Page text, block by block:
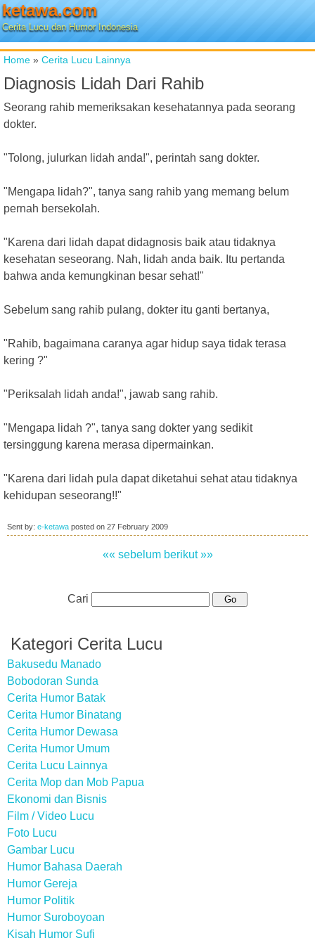
ketawa.com
Cerita Lucu dan Humor Indonesia
Home » Cerita Lucu Lainnya
Diagnosis Lidah Dari Rahib
Seorang rahib memeriksakan kesehatannya pada seorang
dokter.
"Tolong, julurkan lidah anda!", perintah sang dokter.
"Mengapa lidah?", tanya sang rahib yang memang belum
pernah bersekolah.
"Karena dari lidah dapat didagnosis baik atau tidaknya
kesehatan seseorang. Nah, lidah anda baik. Itu pertanda
bahwa anda kemungkinan besar sehat!"
Sebelum sang rahib pulang, dokter itu ganti bertanya,
"Rahib, bagaimana caranya agar hidup saya tidak terasa
kering ?"
"Periksalah lidah anda!", jawab sang rahib.
"Mengapa lidah ?", tanya sang dokter yang sedikit
tersinggung karena merasa dipermainkan.
"Karena dari lidah pula dapat diketahui sehat atau tidaknya
kehidupan seseorang!!"
Sent by: e-ketawa posted on 27 February 2009
«« sebelum berikut »»
Cari
Kategori Cerita Lucu
Bakusedu Manado
Bobodoran Sunda
Cerita Humor Batak
Cerita Humor Binatang
Cerita Humor Dewasa
Cerita Humor Umum
Cerita Lucu Lainnya
Cerita Mop dan Mob Papua
Ekonomi dan Bisnis
Film / Video Lucu
Foto Lucu
Gambar Lucu
Humor Bahasa Daerah
Humor Gereja
Humor Politik
Humor Suroboyoan
Kisah Humor Sufi